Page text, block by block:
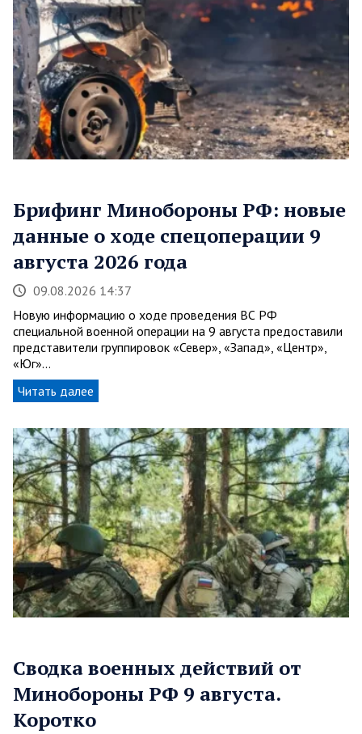
Брифинг Минобороны РФ: новые
данные о ходе спецоперации 9
августа 2026 года
09.08.2026 14:37
Новую информацию о ходе проведения ВС РФ
специальной военной операции на 9 августа предоставили
представители группировок «Север», «Запад», «Центр»,
«Юг»…
Читать далее
Сводка военных действий от
Минобороны РФ 9 августа.
Коротко